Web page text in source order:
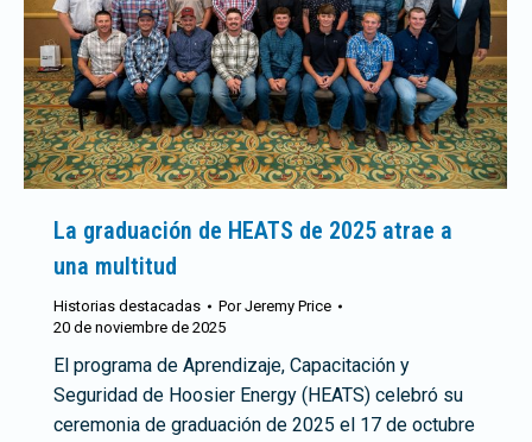
La graduación de HEATS de 2025 atrae a
una multitud
Historias destacadas PorJeremy Price
20 de noviembre de 2025
El programa de Aprendizaje, Capacitación y
Seguridad de Hoosier Energy (HEATS) celebró su
ceremonia de graduación de 2025 el 17 de octubre